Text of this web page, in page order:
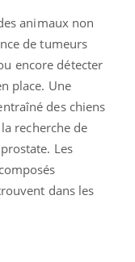
animaux non
de tumeurs
encore détecter
place. Une
des chiens
recherche de
Les
dans les